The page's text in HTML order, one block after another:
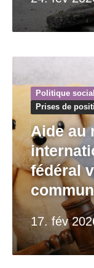
17. fév
Politique
Prises de
Aide au
fédéral